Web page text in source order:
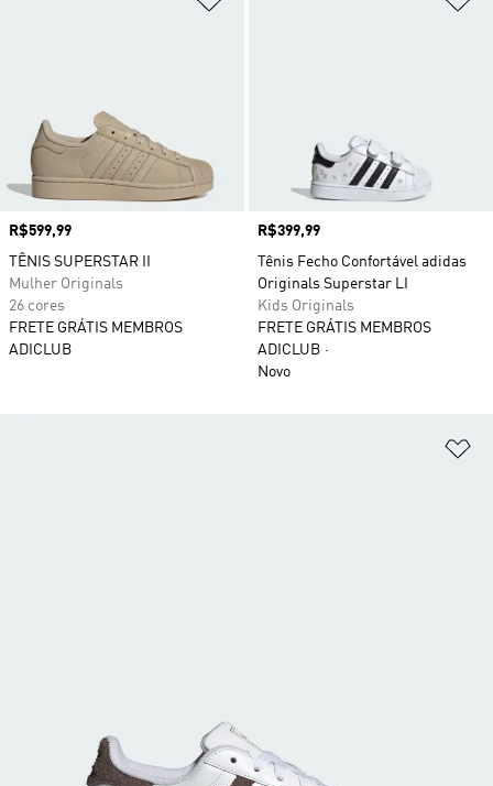
Preço
R$599,99
TÊNIS SUPERSTAR II
Mulher Originals
26 cores
FRETE GRÁTIS MEMBROS
ADICLUB
Preço
R$399,99
Tênis Fecho Confortável adidas
Originals Superstar LI
Kids Originals
FRETE GRÁTIS MEMBROS
ADICLUB
Novo